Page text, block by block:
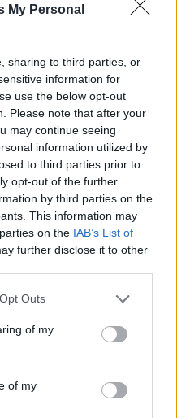
My Personal
sharing to third parties, or
information for
use the below opt-out
Please note that after your
may continue seeing
information utilized by
to third parties prior to
opt-out of the further
by third parties on the
This information may
on the IAB’s List of
further disclose it to other
Outs
of my
of my